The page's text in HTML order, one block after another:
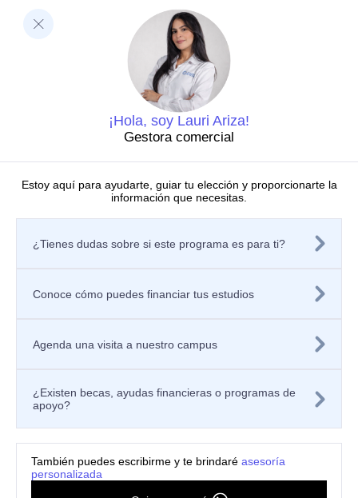
3 semestres
$13.660.000
¡Hola, soy Lauri Ariza!
Gestora comercial
Estoy aquí para ayudarte, guiar tu elección y proporcionarte la
información que necesitas.
¿Tienes dudas sobre si este programa es para ti?
Conoce cómo puedes financiar tus estudios
Agenda una visita a nuestro campus
¿Existen becas, ayudas financieras o programas de
apoyo?
También puedes escribirme y te brindaré asesoría
personalizada
Celular: +57 300 910 8606
ventanillaunicaicesi@icesi.edu.co
Decanatura de Innovación Educativa y Fortalecimiento
Dirección de Investigaciones
Dirección de investigaciones
Portal de investigación
Grupos y semilleros de investigación
Centros de investigación
Proyectos de investigación
Nuestras publicaciones
Laboratorios
Políticas
Política de privacidad de los sitios web
Política de Seguridad de la Información
Registra tu PQRSF